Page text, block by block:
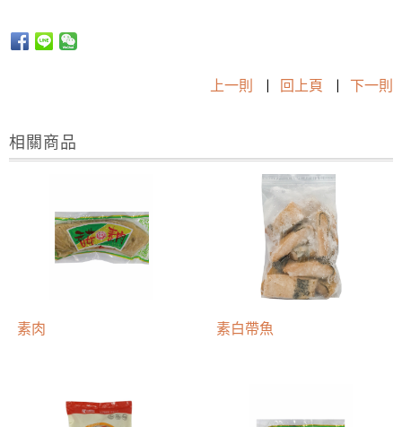
上一則 | 回上頁 | 下一則
相關商品
素肉 素白帶魚